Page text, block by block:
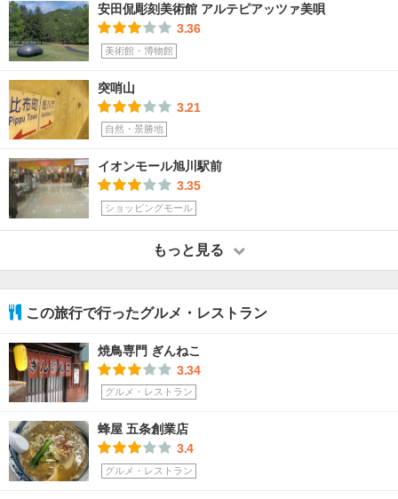
安田侃彫刻美術館 アルテピアッツァ美唄
3.36
美術館・博物館
突哨山
3.21
自然・景勝地
イオンモール旭川駅前
3.35
ショッピングモール
もっと見る
この旅行で行ったグルメ・レストラン
焼鳥専門 ぎんねこ
3.34
グルメ・レストラン
蜂屋 五条創業店
3.4
グルメ・レストラン